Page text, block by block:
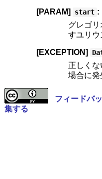
[PARAM] start :
グレゴ
すユリウ
[EXCEPTION]
正しく
場合に発
フィードバ
集する